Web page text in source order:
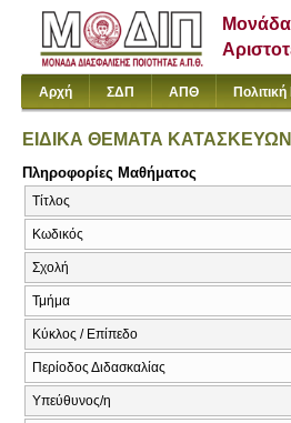
Μονάδα
Αρχή ΣΔΠ ΑΠΘ
ΕΙΔΙΚΑ ΘΕΜΑΤΑ
Πληροφορίες Μαθήματος
Τίτλος
Κωδικός
Σχολή
Τμήμα
Κύκλος / Επίπεδο
Περίοδος Διδασκαλίας
Υπεύθυνος/η